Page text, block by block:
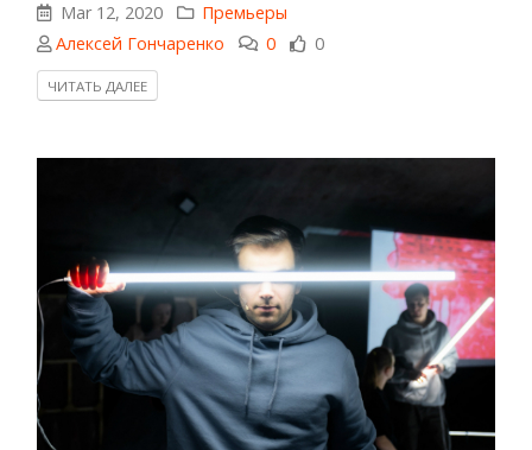
Mar 12, 2020
Премьеры
Алексей Гончаренко
0 0
ЧИТАТЬ ДАЛЕЕ